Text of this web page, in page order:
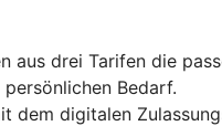
aus drei Tarifen die
Bedarf.
dem digitalen